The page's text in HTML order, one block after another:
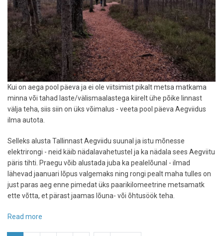
Kui on aega pool päeva ja ei ole viitsimist pikalt metsa matkama
minna või tahad laste/välismaalastega kiirelt ühe põike linnast
välja teha, siis siin on üks võimalus - veeta pool päeva Aegviidus
ilma autota.
Selleks alusta Tallinnast Aegviidu suunal ja istu mõnesse
elektrirongi - neid käib nädalavahetustel ja ka nädala sees Aegviitu
päris tihti. Praegu võib alustada juba ka pealelõunal - ilmad
lähevad jaanuari lõpus valgemaks ning rongi pealt maha tulles on
just paras aeg enne pimedat üks paarikilomeetrine metsamatk
ette võtta, et pärast jaamas lõuna- või õhtusöök teha.
Read more